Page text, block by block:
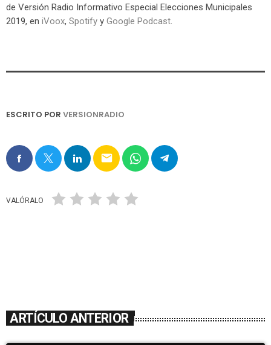
de Versión Radio Informativo Especial Elecciones Municipales
2019, en iVoox, Spotify y Google Podcast.
ESCRITO POR VERSIONRADIO
email
VALÓRALO
ARTÍCULO ANTERIOR